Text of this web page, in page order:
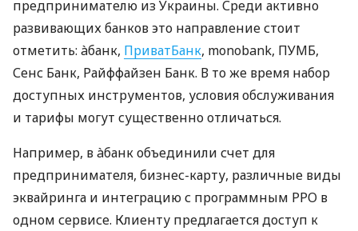
предпринимателю из Украины. Среди активно
развивающих банков это направление стоит
отметить: àбанк, ПриватБанк, monobank, ПУМБ,
Сенс Банк, Райффайзен Банк. В то же время набор
доступных инструментов, условия обслуживания
и тарифы могут существенно отличаться.
Например, в àбанк объединили счет для
предпринимателя, бизнес-карту, различные виды
эквайринга и интеграцию с программным РРО в
одном сервисе. Клиенту предлагается доступ к